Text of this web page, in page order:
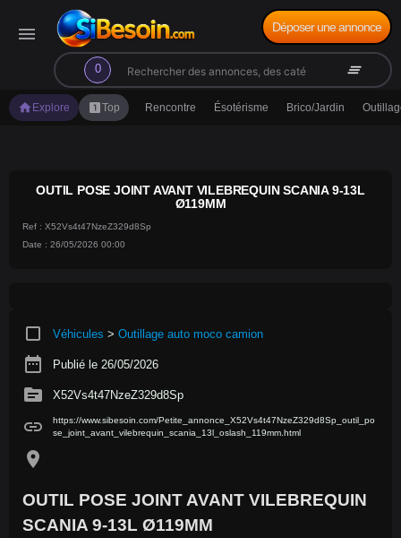
menu
0
search clear_all
Déposer une annonce
home Explore looks_oneTop Rencontre Ésotérisme Brico/Jardin
OUTIL POSE JOINT AVANT VILEBREQUIN SCANIA 9-13L
Ø119MM
Ref : X52Vs4t47NzeZ329d8Sp
Date : 26/05/2026 00:00
crop_square Véhicules > Outillage auto moco camion
date_range Publié le 26/05/2026
source X52Vs4t47NzeZ329d8Sp
link
https://www.sibesoin.com/Petite_annonce_X52Vs4t47NzeZ329d8Sp_outil_po
se_joint_avant_vilebrequin_scania_13l_oslash_119mm.html
location_on
OUTIL POSE JOINT AVANT VILEBREQUIN
SCANIA 9-13L Ø119MM